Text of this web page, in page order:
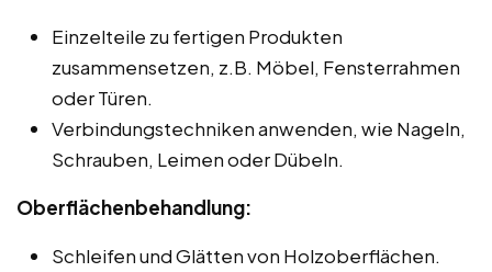
Einzelteile zu fertigen Produkten
zusammensetzen, z.B. Möbel, Fensterrahmen
oder Türen.
Verbindungstechniken anwenden, wie Nageln,
Schrauben, Leimen oder Dübeln.
Oberflächenbehandlung:
Schleifen und Glätten von Holzoberflächen.